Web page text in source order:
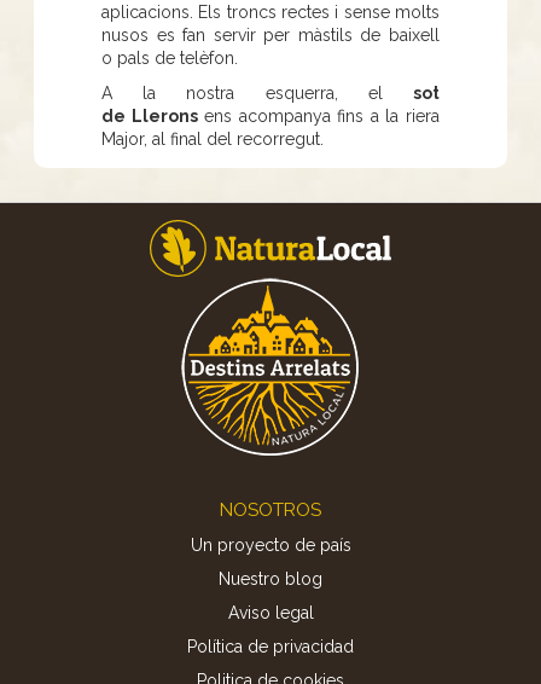
aplicacions. Els troncs rectes i sense molts
nusos es fan servir per màstils de baixell
o pals de telèfon.
A la nostra esquerra, el sot
de Lleronsens acompanya fins a la riera
Major, al final del recorregut.
NOSOTROS
Un proyecto de país
Nuestro blog
Aviso legal
Política de privacidad
Politica de cookies